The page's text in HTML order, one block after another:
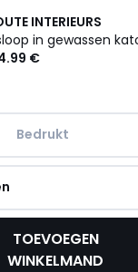
INTERIEURS
€
Bedrukt
TOEVOEGEN
WINKELMAND